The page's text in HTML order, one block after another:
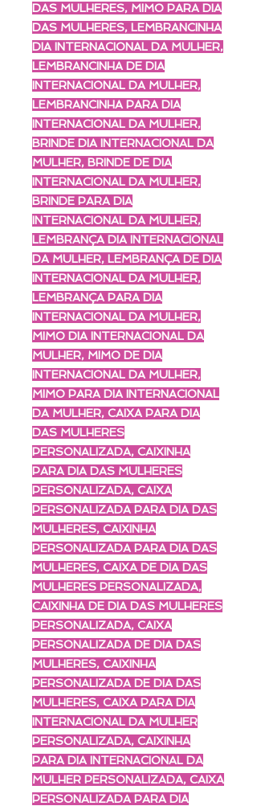
DAS MULHERES, MIMO PARA DIA
DAS MULHERES, LEMBRANCINHA
DIA INTERNACIONAL DA MULHER,
LEMBRANCINHA DE DIA
INTERNACIONAL DA MULHER,
LEMBRANCINHA PARA DIA
INTERNACIONAL DA MULHER,
BRINDE DIA INTERNACIONAL DA
MULHER, BRINDE DE DIA
INTERNACIONAL DA MULHER,
BRINDE PARA DIA
INTERNACIONAL DA MULHER,
LEMBRANÇA DIA INTERNACIONAL
DA MULHER, LEMBRANÇA DE DIA
INTERNACIONAL DA MULHER,
LEMBRANÇA PARA DIA
INTERNACIONAL DA MULHER,
MIMO DIA INTERNACIONAL DA
MULHER, MIMO DE DIA
INTERNACIONAL DA MULHER,
MIMO PARA DIA INTERNACIONAL
DA MULHER, CAIXA PARA DIA
DAS MULHERES
PERSONALIZADA, CAIXINHA
PARA DIA DAS MULHERES
PERSONALIZADA, CAIXA
PERSONALIZADA PARA DIA DAS
MULHERES, CAIXINHA
PERSONALIZADA PARA DIA DAS
MULHERES, CAIXA DE DIA DAS
MULHERES PERSONALIZADA,
CAIXINHA DE DIA DAS MULHERES
PERSONALIZADA, CAIXA
PERSONALIZADA DE DIA DAS
MULHERES, CAIXINHA
PERSONALIZADA DE DIA DAS
MULHERES, CAIXA PARA DIA
INTERNACIONAL DA MULHER
PERSONALIZADA, CAIXINHA
PARA DIA INTERNACIONAL DA
MULHER PERSONALIZADA, CAIXA
PERSONALIZADA PARA DIA